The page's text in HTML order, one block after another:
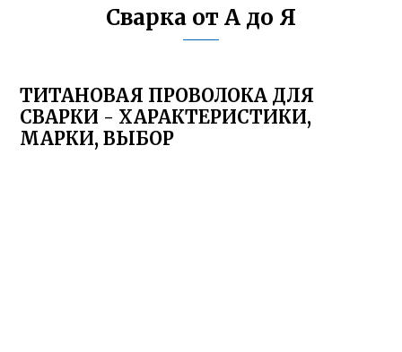
Сварка от А до Я
ТИТАНОВАЯ ПРОВОЛОКА ДЛЯ
СВАРКИ - ХАРАКТЕРИСТИКИ,
МАРКИ, ВЫБОР